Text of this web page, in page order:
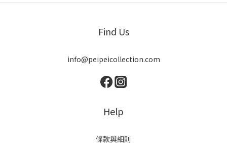
Find Us
info@peipeicollection.com
Help
條款與細則